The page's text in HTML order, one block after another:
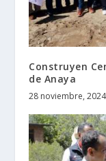
Construyen
de Anaya
28 noviembre, 2024